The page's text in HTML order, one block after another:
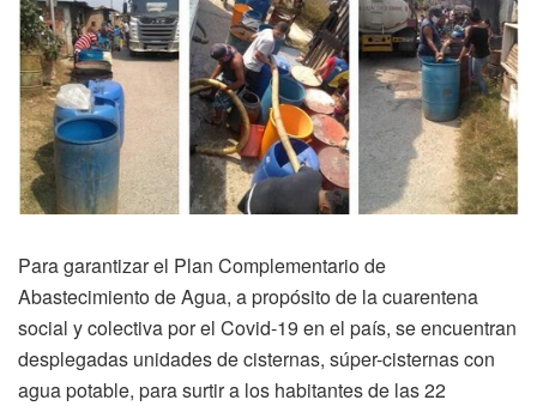
Para garantizar el Plan Complementario de
Abastecimiento de Agua, a propósito de la cuarentena
social y colectiva por el Covid-19 en el país, se encuentran
desplegadas unidades de cisternas, súper-cisternas con
agua potable, para surtir a los habitantes de las 22